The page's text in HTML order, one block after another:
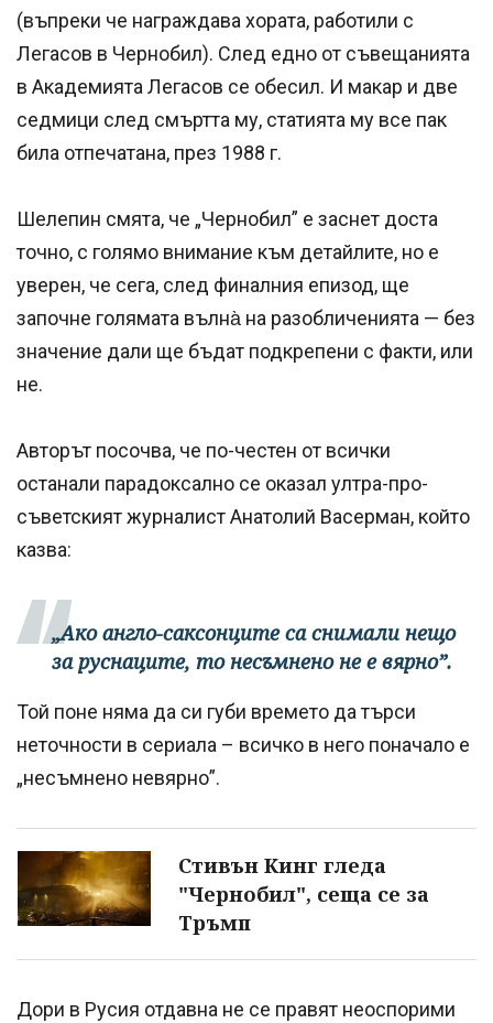
(въпреки че награждава хората, работили с
Легасов в Чернобил). След едно от съвещанията
в Академията Легасов се обесил. И макар и две
седмици след смъртта му, статията му все пак
била отпечатана, през 1988 г.
Шелепин смята, че „Чернобил” е заснет доста
точно, с голямо внимание към детайлите, но е
уверен, че сега, след финалния епизод, ще
започне голямата вълна̀ на разобличенията — без
значение дали ще бъдат подкрепени с факти, или
не.
Авторът посочва, че по-честен от всички
останали парадоксално се оказал ултра-про-
съветският журналист Анатолий Васерман, който
казва:
„Ако англо-саксонците са снимали нещо
за руснаците, то несъмнено не е вярно”.
Той поне няма да си губи времето да търси
неточности в сериала – всичко в него поначало е
„несъмнено невярно”.
Стивън Кинг гледа
"Чернобил", сеща се за
Тръмп
Дори в Русия отдавна не се правят неоспорими